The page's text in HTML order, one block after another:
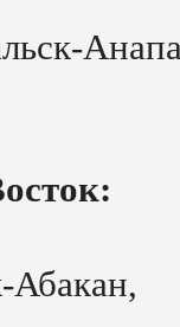
Абакан,